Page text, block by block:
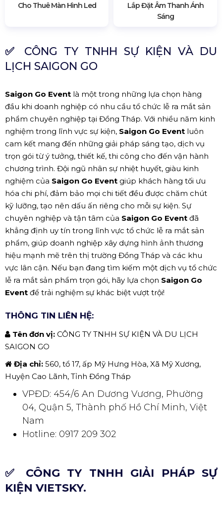
Cho Thuê Màn Hình Led
Lắp Đặt Âm Thanh Ánh
Sáng
✅ CÔNG TY TNHH SỰ KIỆN VÀ DU
LỊCH SAIGON GO
Saigon Go Event là một trong những lựa chọn hàng
đầu khi doanh nghiệp có nhu cầu tổ chức lễ ra mắt sản
phẩm chuyên nghiệp tại Đồng Tháp. Với nhiều năm kinh
nghiệm trong lĩnh vực sự kiện, Saigon Go Event luôn
cam kết mang đến những giải pháp sáng tạo, dịch vụ
trọn gói từ ý tưởng, thiết kế, thi công cho đến vận hành
chương trình. Đội ngũ nhân sự nhiệt huyết, giàu kinh
nghiệm của Saigon Go Event giúp khách hàng tối ưu
hóa chi phí, đảm bảo mọi chi tiết đều được chăm chút
kỹ lưỡng, tạo nên dấu ấn riêng cho mỗi sự kiện. Sự
chuyên nghiệp và tận tâm của Saigon Go Event đã
khẳng định uy tín trong lĩnh vực tổ chức lễ ra mắt sản
phẩm, giúp doanh nghiệp xây dựng hình ảnh thương
hiệu mạnh mẽ trên thị trường Đồng Tháp và các khu
vực lân cận. Nếu bạn đang tìm kiếm một dịch vụ tổ chức
lễ ra mắt sản phẩm trọn gói, hãy lựa chọn Saigon Go
Event để trải nghiệm sự khác biệt vượt trội!
THÔNG TIN LIÊN HỆ:
Tên đơn vị: CÔNG TY TNHH SỰ KIỆN VÀ DU LỊCH
SAIGON GO
Địa chỉ: 560, tổ 17, ấp Mỹ Hưng Hòa, Xã Mỹ Xương,
Huyện Cao Lãnh, Tỉnh Đồng Tháp
VPĐD: 454/6 An Dương Vương, Phường
04, Quận 5, Thành phố Hồ Chí Minh, Việt
Nam
Hotline: 0917 209 302
✅ CÔNG TY TNHH GIẢI PHÁP SỰ
KIỆN VIETSKY.